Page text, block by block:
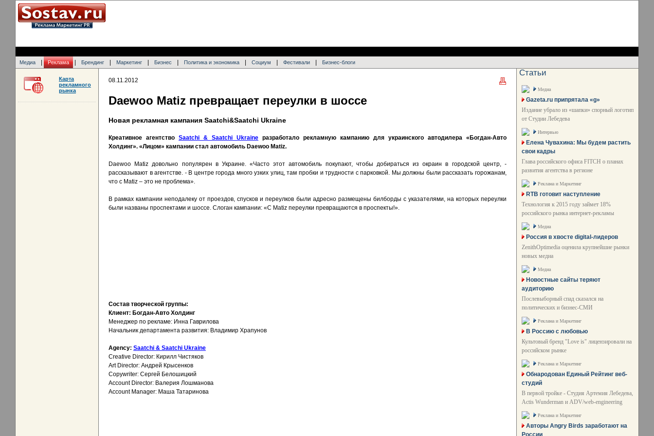
Медиа Реклама Брендинг Маркетинг Бизнес Политика и экономика Социум Фестивали Бизнес-блоги
08.11.2012
Daewoo Matiz превращает переулки в шоссе
Новая рекламная кампания Saatchi&Saatchi Ukraine
Креативное агентство Saatchi & Saatchi Ukraine разработало рекламную кампанию для украинского автодилера «Богдан-Авто
Холдинг». «Лицом» кампании стал автомобиль Daewoo Matiz.
Daewoo Matiz довольно популярен в Украине. «Часто этот автомобиль покупают, чтобы добираться из окраин в городской центр, -
рассказывают в агентстве. - В центре города много узких улиц, там пробки и трудности с парковкой. Мы должны были рассказать горожанам,
что с Matiz – это не проблема».
В рамках кампании неподалеку от проездов, спусков и переулков были адресно размещены билборды с указателями, на которых переулки
были названы проспектами и шоссе. Слоган кампании: «С Matiz переулки превращаются в проспекты!».
Состав творческой группы:
Клиент: Богдан-Авто Холдинг
Менеджер по рекламе: Инна Гаврилова
Начальник департамента развития: Владимир Храпунов
Agency: Saatchi & Saatchi Ukraine
Creative Director: Кирилл Чистяков
Art Director: Андрей Крысенков
Copywriter: Сергей Белошицкий
Account Director: Валерия Лошманова
Account Manager: Маша Татаринова
Карта
рекламного
рынка
Статьи
Медиа
Gazeta.ru припрятала «g»
Издание убрало из «шапки» спорный логотип
от Студии Лебедева
Интервью
Елена Чувахина: Мы будем растить
свои кадры
Глава российского офиса FITCH о планах
развития агентства в регионе
Реклама и Маркетинг
RTB готовит наступление
Технология к 2015 году займет 18%
российского рынка интернет-рекламы
Медиа
Россия в хвосте digital-лидеров
ZenithOptimedia оценила крупнейшие рынки
новых медиа
Медиа
Новостные сайты теряют
аудиторию
Послевыборный спад сказался на
политических и бизнес-СМИ
Реклама и Маркетинг
В Россию с любовью
Культовый бренд "Love is" лицензировали на
российском рынке
Реклама и Маркетинг
Обнародован Единый Рейтинг веб-
студий
В первой тройке - Студия Артемия Лебедева,
Actis Wunderman и ADV/web-engineering
Реклама и Маркетинг
Авторы Angry Birds заработают на
России